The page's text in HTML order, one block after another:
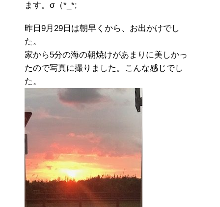
ます。σ（*_*;
昨日9月29日は朝早くから、お出かけでし
た。
家から5分の海の朝焼けがあまりに美しかっ
たので写真に撮りました。こんな感じでし
た。